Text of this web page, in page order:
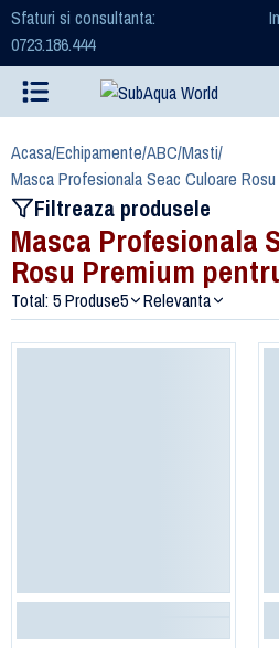
Sfaturi si consultanta:
0723.186.444
Acasa/Echipamente/ABC/Masti/
Masca Profesionala Seac Culoare
Filtreaza produsele
Masca Profesionala
Rosu Premium
Total: 5 Produse5 Relevanta